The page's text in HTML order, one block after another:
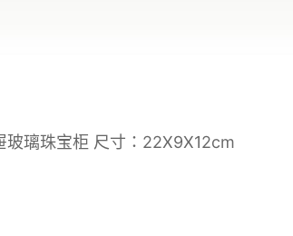
玻璃珠宝柜 尺寸：22X9X12cm